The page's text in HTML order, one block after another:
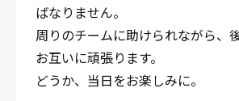
ばなりません。
周りのチームに助けられながら、
お互いに頑張ります。
どうか、当日をお楽しみに。